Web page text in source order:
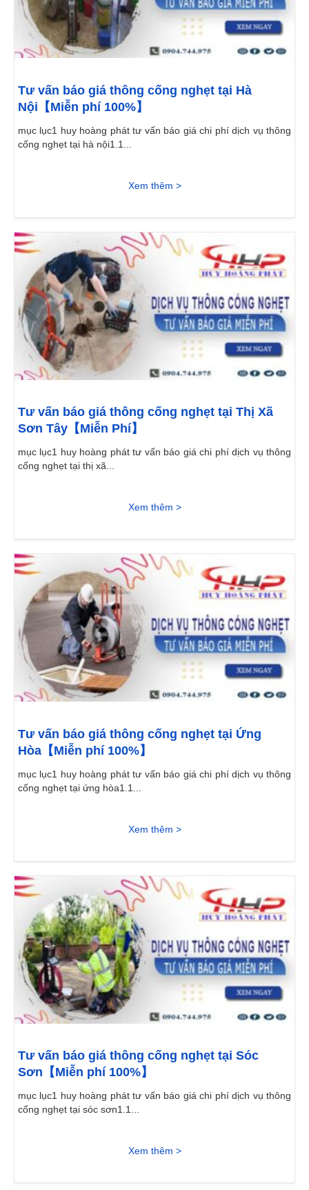
Tư vấn báo giá thông cống nghẹt tại Hà
Nội【Miễn phí 100%】
mục lục1 huy hoàng phát tư vấn báo giá chi phí dịch vụ thông
cống nghẹt tại hà nội1.1...
Xem thêm >
Tư vấn báo giá thông cống nghẹt tại Thị Xã
Sơn Tây【Miễn Phí】
mục lục1 huy hoàng phát tư vấn báo giá chi phí dịch vụ thông
cống nghẹt tại thị xã...
Xem thêm >
Tư vấn báo giá thông cống nghẹt tại Ứng
Hòa【Miễn phí 100%】
mục lục1 huy hoàng phát tư vấn báo giá chi phí dịch vụ thông
cống nghẹt tại ứng hòa1.1...
Xem thêm >
Tư vấn báo giá thông cống nghẹt tại Sóc
Sơn【Miễn phí 100%】
mục lục1 huy hoàng phát tư vấn báo giá chi phí dịch vụ thông
cống nghẹt tại sóc sơn1.1...
Xem thêm >